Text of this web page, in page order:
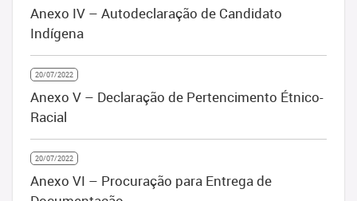
Anexo IV – Autodeclaração de Candidato
Indígena
20/07/2022
Anexo V – Declaração de Pertencimento Étnico-
Racial
20/07/2022
Anexo VI – Procuração para Entrega de